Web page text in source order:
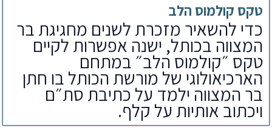
טקס קולמוס הלב
כדי להשאיר מזכרת לשנים מחגיגת בר
המצווה בכותל, ישנה אפשרות לקיים
טקס ״קולמוס הלב״ במתחם
הארכיאולוגי של מורשת הכותל בו חתן
בר המצווה ילמד על כתיבת סת״ם
ויכתוב אותיות על קלף.